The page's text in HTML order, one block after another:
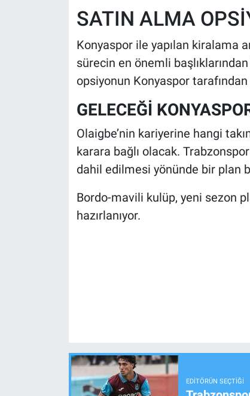
SATIN ALMA
Konyaspor ile yapılan kiralama
sürecin en önemli
opsiyonun Konyaspor
GELECEĞİ
Olaigbe’nin kariyerine hangi
karara bağlı olacak.
dahil edilmesi yönünde bir plan
Bordo-mavili kulüp, yeni sezon
hazırlanıyor.
EDITÖRÜN SEÇTIĞI